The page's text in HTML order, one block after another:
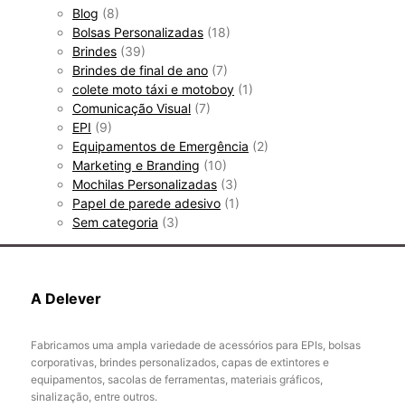
Blog (8)
Bolsas Personalizadas (18)
Brindes (39)
Brindes de final de ano (7)
colete moto táxi e motoboy (1)
Comunicação Visual (7)
EPI (9)
Equipamentos de Emergência (2)
Marketing e Branding (10)
Mochilas Personalizadas (3)
Papel de parede adesivo (1)
Sem categoria (3)
A Delever
Fabricamos uma ampla variedade de acessórios para EPIs, bolsas
corporativas, brindes personalizados, capas de extintores e
equipamentos, sacolas de ferramentas, materiais gráficos,
sinalização, entre outros.